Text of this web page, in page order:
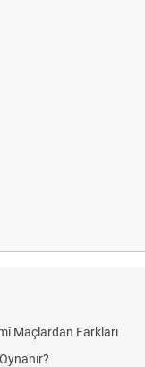
Maçlardan Farkları